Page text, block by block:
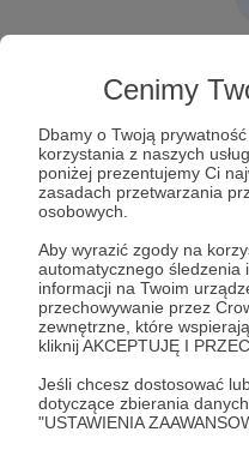
Cenimy
Dbamy o Twoją
korzystania z naszych
poniżej prezentujemy Ci
zasadach przetwarzania
osobowych.
Aby wyrazić zgody na
automatycznego śledzenia
informacji na Twoim
przechowywanie przez
zewnętrzne, które
kliknij AKCEPTUJĘ I
Jeśli chcesz dostosować
dotyczące zbierania
"USTAWIENIA
Autor nie dodał
Dołącz do